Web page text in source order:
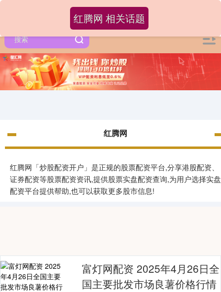
红腾网
红腾网「炒股配资开户」是正规的股票配资平台,分享港股配资、
证券配资等股票配资资讯,提供股票实盘配资查询,为用户选择实盘
配资平台提供帮助,也可以获取更多股市信息!
红腾网 相关话题
富灯网配资 2025年4月26日全
国主要批发市场良薯价格行情